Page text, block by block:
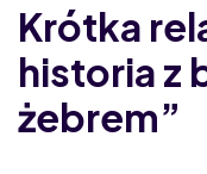
Krótka
historia z
żebrem”